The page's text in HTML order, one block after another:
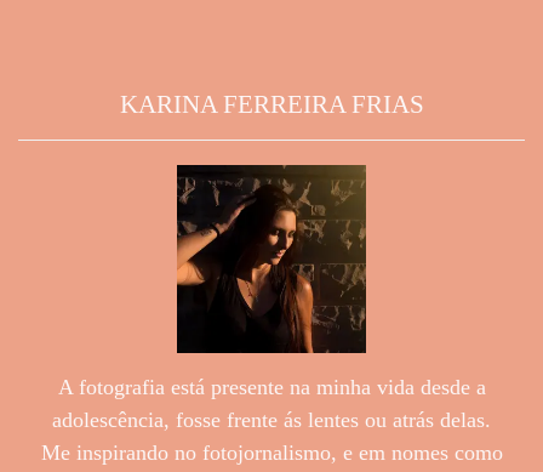
KARINA FERREIRA FRIAS
A fotografia está presente na minha vida desde a
adolescência, fosse frente ás lentes ou atrás delas.
Me inspirando no fotojornalismo, e em nomes como